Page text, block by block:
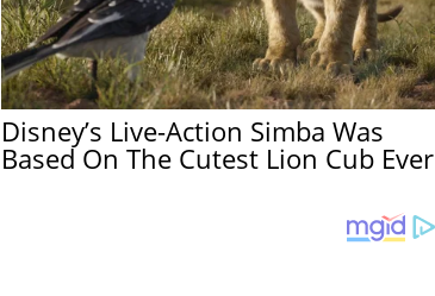
Disney’s Live-Action Simba Was
Based On The Cutest Lion Cub Ever